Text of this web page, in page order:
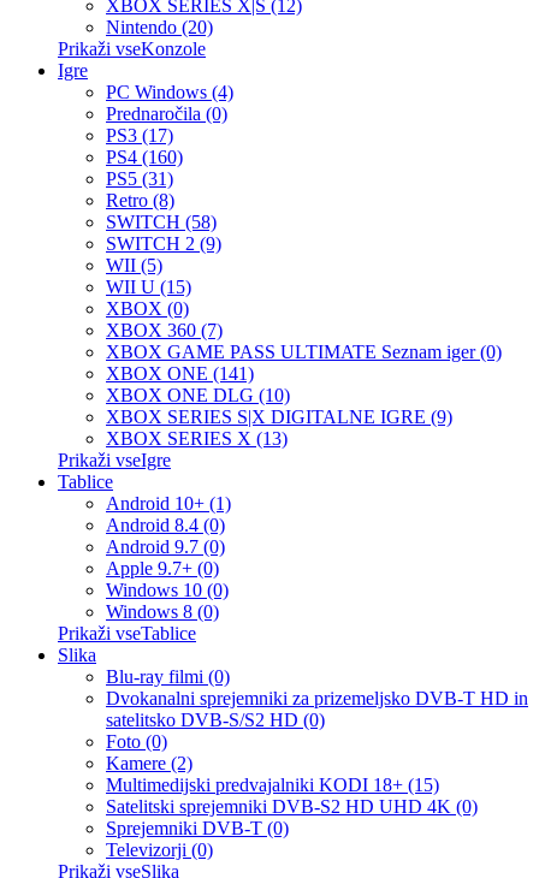
XBOX SERIES X|S (12)
Nintendo (20)
Prikaži vseKonzole
Igre
PC Windows (4)
Prednaročila (0)
PS3 (17)
PS4 (160)
PS5 (31)
Retro (8)
SWITCH (58)
SWITCH 2 (9)
WII (5)
WII U (15)
XBOX (0)
XBOX 360 (7)
XBOX GAME PASS ULTIMATE Seznam iger (0)
XBOX ONE (141)
XBOX ONE DLG (10)
XBOX SERIES S|X DIGITALNE IGRE (9)
XBOX SERIES X (13)
Prikaži vseIgre
Tablice
Android 10+ (1)
Android 8.4 (0)
Android 9.7 (0)
Apple 9.7+ (0)
Windows 10 (0)
Windows 8 (0)
Prikaži vseTablice
Slika
Blu-ray filmi (0)
Dvokanalni sprejemniki za prizemeljsko DVB-T HD in
satelitsko DVB-S/S2 HD (0)
Foto (0)
Kamere (2)
Multimedijski predvajalniki KODI 18+ (15)
Satelitski sprejemniki DVB-S2 HD UHD 4K (0)
Sprejemniki DVB-T (0)
Televizorji (0)
Prikaži vseSlika